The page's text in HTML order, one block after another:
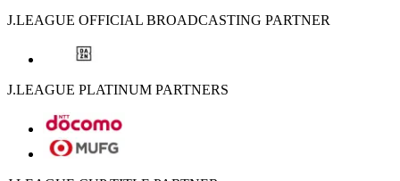
J.LEAGUE OFFICIAL BROADCASTING PARTNER
J.LEAGUE PLATINUM PARTNERS